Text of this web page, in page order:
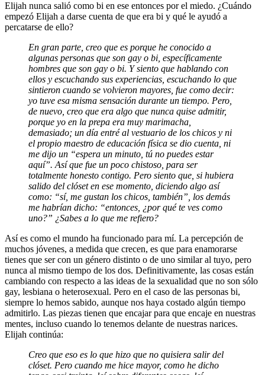
Elijah nunca salió como bi en ese entonces por el miedo. ¿Cuándo
empezó Elijah a darse cuenta de que era bi y qué le ayudó a
percatarse de ello?
En gran parte, creo que es porque he conocido a
algunas personas que son gay o bi, específicamente
hombres que son gay o bi. Y siento que hablando con
ellos y escuchando sus experiencias, escuchando lo que
sintieron cuando se volvieron mayores, fue como decir:
yo tuve esa misma sensación durante un tiempo. Pero,
de nuevo, creo que era algo que nunca quise admitir,
porque yo en la prepa era muy marimacha,
demasiado; un día entré al vestuario de los chicos y ni
el propio maestro de educación física se dio cuenta, ni
me dijo un “espera un minuto, tú no puedes estar
aquí”. Así que fue un poco chistoso, para ser
totalmente honesto contigo. Pero siento que, si hubiera
salido del clóset en ese momento, diciendo algo así
como: “sí, me gustan los chicos, también”, los demás
me habrían dicho: “entonces, ¿por qué te ves como
uno?” ¿Sabes a lo que me refiero?
Así es como el mundo ha funcionado para mí. La percepción de
muchos jóvenes, a medida que crecen, es que para enamorarse
tienes que ser con un género distinto o de uno similar al tuyo, pero
nunca al mismo tiempo de los dos. Definitivamente, las cosas están
cambiando con respecto a las ideas de la sexualidad que no son sólo
gay, lesbiana o heterosexual. Pero en el caso de las personas bi,
siempre lo hemos sabido, aunque nos haya costado algún tiempo
admitirlo. Las piezas tienen que encajar para que encaje en nuestras
mentes, incluso cuando lo tenemos delante de nuestras narices.
Elijah continúa:
Creo que eso es lo que hizo que no quisiera salir del
clóset. Pero cuando me hice mayor, como he dicho